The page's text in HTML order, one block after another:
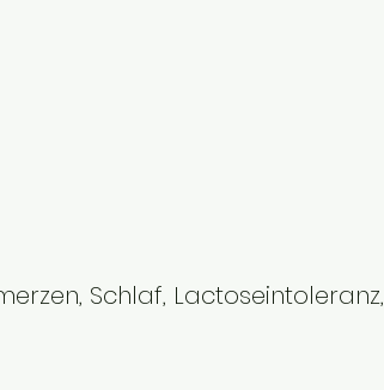
Schlaf, Lactoseintoleranz,